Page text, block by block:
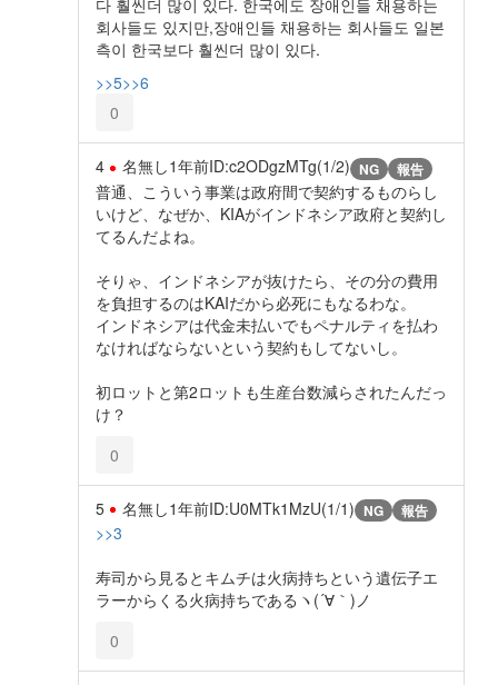
다 훨씬더 많이 있다. 한국에도 장애인들 채용하는
회사들도 있지만,장애인들 채용하는 회사들도 일본
측이 한국보다 훨씬더 많이 있다.
>>5>>6
0
4 名無し1年前ID:c2ODgzMTg(1/2) NG 報告
普通、こういう事業は政府間で契約するものらし
いけど、なぜか、KIAがインドネシア政府と契約し
てるんだよね。
そりゃ、インドネシアが抜けたら、その分の費用
を負担するのはKAIだから必死にもなるわな。
インドネシアは代金未払いでもペナルティを払わ
なければならないという契約もしてないし。
初ロットと第2ロットも生産台数減らされたんだっ
け？
0
5 名無し1年前ID:U0MTk1MzU(1/1) NG 報告
>>3
寿司から見るとキムチは火病持ちという遺伝子エ
ラーからくる火病持ちであるヽ(´∀｀)ノ
0